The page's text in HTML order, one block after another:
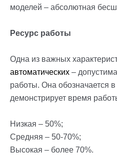
моделей – абсолютная
Ресурс работы
Одна из важных
автоматических –
работы. Она обозначается
демонстрирует время
Низкая – 50%;
Средняя – 50-70%;
Высокая – более 70%.